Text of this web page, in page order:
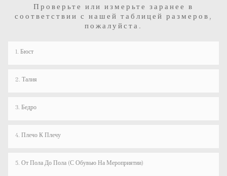
Проверьте или измерьте заранее в
соответствии с нашей таблицей размеров,
пожалуйста.
1. Бюст
2. Талия
3. Бедро
4. Плечо К Плечу
5. От Пола До Пола (с Обувью На Мероприятии)